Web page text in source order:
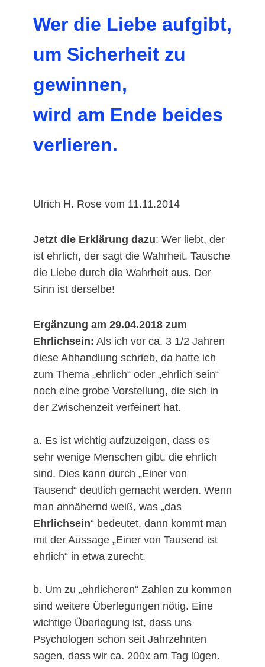
Wer die Liebe aufgibt,
um Sicherheit zu
gewinnen,
wird am Ende beides
verlieren.
Ulrich H. Rose vom 11.11.2014
Jetzt die Erklärung dazu: Wer liebt, der
ist ehrlich, der sagt die Wahrheit. Tausche
die Liebe durch die Wahrheit aus. Der
Sinn ist derselbe!
Ergänzung am 29.04.2018 zum
Ehrlichsein: Als ich vor ca. 3 1/2 Jahren
diese Abhandlung schrieb, da hatte ich
zum Thema „ehrlich“ oder „ehrlich sein“
noch eine grobe Vorstellung, die sich in
der Zwischenzeit verfeinert hat.
a. Es ist wichtig aufzuzeigen, dass es
sehr wenige Menschen gibt, die ehrlich
sind. Dies kann durch „Einer von
Tausend“ deutlich gemacht werden. Wenn
man annähernd weiß, was „das
Ehrlichsein“ bedeutet, dann kommt man
mit der Aussage „Einer von Tausend ist
ehrlich“ in etwa zurecht.
b. Um zu „ehrlicheren“ Zahlen zu kommen
sind weitere Überlegungen nötig. Eine
wichtige Überlegung ist, dass uns
Psychologen schon seit Jahrzehnten
sagen, dass wir ca. 200x am Tag lügen.